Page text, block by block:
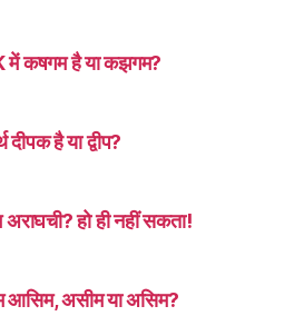
कषगम है या कझगम?
दीपक है या द्वीप?
अराघची? हो ही नहीं सकता!
आसिम, असीम या असिम?